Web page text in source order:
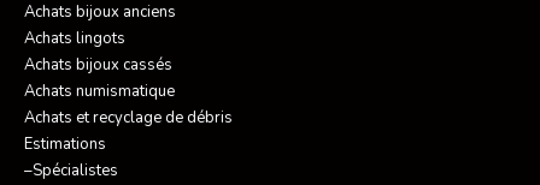
Achats bijoux anciens
Achats lingots
Achats bijoux cassés
Achats numismatique
Achats et recyclage de débris
Estimations
–Spécialistes